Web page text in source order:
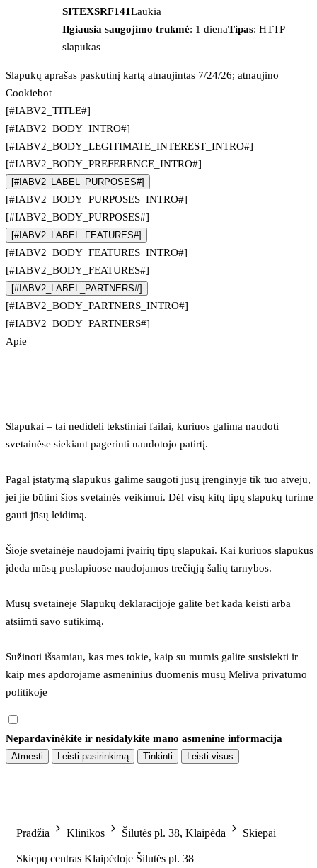
SITEXSRF141Laukia
Ilgiausia saugojimo trukmė: 1 dienaTipas: HTTP
slapukas
Slapukų aprašas paskutinį kartą atnaujintas 7/24/26; atnaujino
Cookiebot
[#IABV2_TITLE#]
[#IABV2_BODY_INTRO#]
[#IABV2_BODY_LEGITIMATE_INTEREST_INTRO#]
[#IABV2_BODY_PREFERENCE_INTRO#]
[#IABV2_LABEL_PURPOSES#]
[#IABV2_BODY_PURPOSES_INTRO#]
[#IABV2_BODY_PURPOSES#]
[#IABV2_LABEL_FEATURES#]
[#IABV2_BODY_FEATURES_INTRO#]
[#IABV2_BODY_FEATURES#]
[#IABV2_LABEL_PARTNERS#]
[#IABV2_BODY_PARTNERS_INTRO#]
[#IABV2_BODY_PARTNERS#]
Apie
Slapukai – tai nedideli tekstiniai failai, kuriuos galima naudoti
svetainėse siekiant pagerinti naudotojo patirtį.
Pagal įstatymą slapukus galime saugoti jūsų įrenginyje tik tuo atveju,
jei jie būtini šios svetainės veikimui. Dėl visų kitų tipų slapukų turime
gauti jūsų leidimą.
Šioje svetainėje naudojami įvairių tipų slapukai. Kai kuriuos slapukus
įdeda mūsų puslapiuose naudojamos trečiųjų šalių tarnybos.
Mūsų svetainėje Slapukų deklaracijoje galite bet kada keisti arba
atsiimti savo sutikimą.
Sužinoti išsamiau, kas mes tokie, kaip su mumis galite susisiekti ir
kaip mes apdorojame asmeninius duomenis mūsų Meliva privatumo
politikoje
Nepardavinėkite ir nesidalykite mano asmenine informacija
Atmesti Leisti pasirinkimą Tinkinti Leisti visus
Pradžia Klinikos Šilutės pl. 38, Klaipėda Skiepai
Skiepų centras Klaipėdoje Šilutės pl. 38